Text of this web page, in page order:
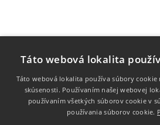
Info
Táto webová lokalita
Táto webová lokalita používa súbory cookie
skúsenosti. Používaním našej webovej
používaním všetkých súborov cookie v
používania súborov cookie.